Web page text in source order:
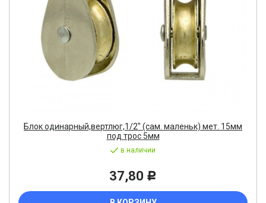
Блок одинарный,вертлюг,1/2" (сам. маленьк) мет. 15мм
под трос 5мм
в наличии
37,80 Р